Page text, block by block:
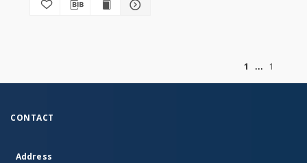
1
1
CONTACT
Address